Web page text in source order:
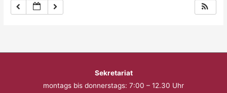
Sekretariat
montags bis donnerstags: 7:00 – 12.30 Uhr